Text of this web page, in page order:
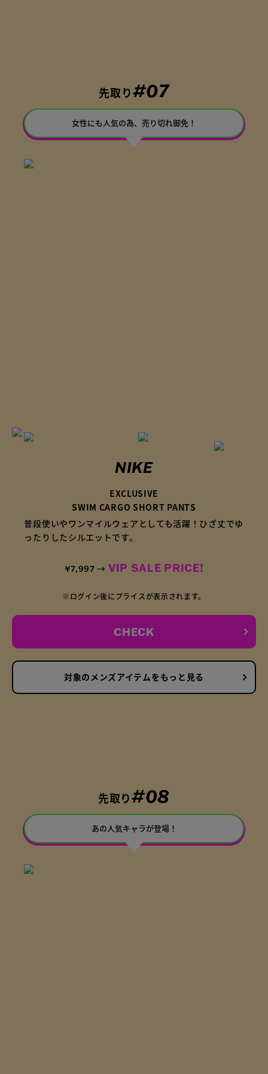
先取り#07
女性にも人気の為、売り切れ御免！
NIKE
EXCLUSIVE
SWIM CARGO SHORT PANTS
普段使いやワンマイルウェアとしても活躍！ ひざ丈でゆ
ったりしたシルエットです。
¥7,997 → VIP SALE PRICE!
※ログイン後にプライスが表示されます。
CHECK
対象のメンズアイテムをもっと見る
先取り#08
あの人気キャラが登場！